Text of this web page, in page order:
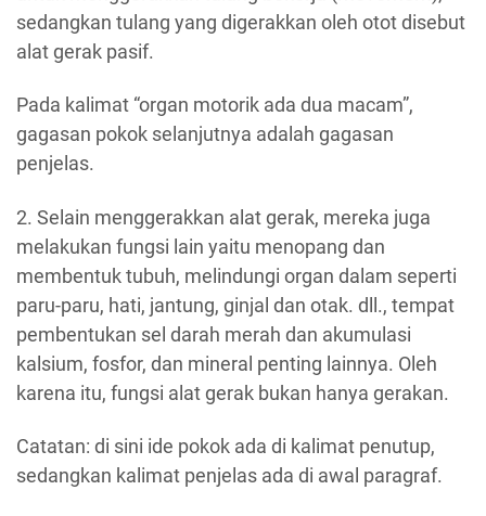
sedangkan tulang yang digerakkan oleh otot disebut
alat gerak pasif.
Pada kalimat “organ motorik ada dua macam”,
gagasan pokok selanjutnya adalah gagasan
penjelas.
2. Selain menggerakkan alat gerak, mereka juga
melakukan fungsi lain yaitu menopang dan
membentuk tubuh, melindungi organ dalam seperti
paru-paru, hati, jantung, ginjal dan otak. dll., tempat
pembentukan sel darah merah dan akumulasi
kalsium, fosfor, dan mineral penting lainnya. Oleh
karena itu, fungsi alat gerak bukan hanya gerakan.
Catatan: di sini ide pokok ada di kalimat penutup,
sedangkan kalimat penjelas ada di awal paragraf.